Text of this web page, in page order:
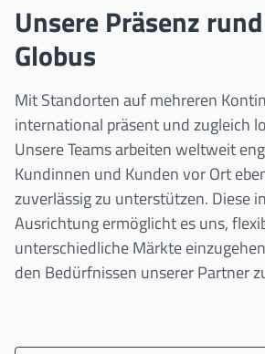
Unsere Präsenz
Globus
Mit Standorten auf mehreren
international präsent und zugleich
Unsere Teams arbeiten weltweit
Kundinnen und Kunden vor Ort
zuverlässig zu unterstützen. Diese
Ausrichtung ermöglicht es uns,
unterschiedliche Märkte
den Bedürfnissen unserer Partner